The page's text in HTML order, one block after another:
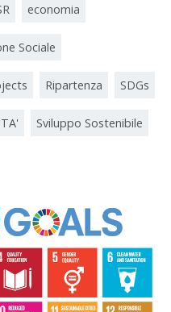
economia
Sociale
Ripartenza SDGs
Sviluppo Sostenibile